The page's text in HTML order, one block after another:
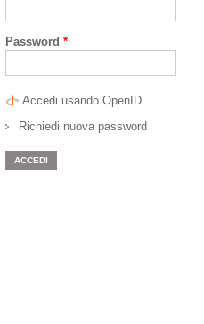
Password *
Accedi usando OpenID
Richiedi nuova password